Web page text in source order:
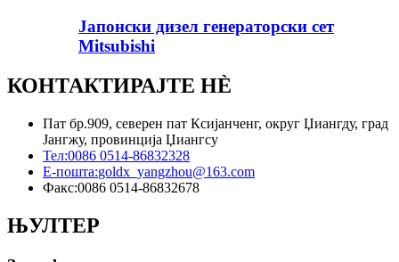
Јапонски дизел генераторски сет
Mitsubishi
КОНТАКТИРАЈТЕ НÈ
Пат бр.909, северен пат Ксијанченг, округ Џиангду, град
Јангжу, провинција Џиангсу
Тел:0086 0514-86832328
Е-пошта:goldx_yangzhou@163.com
Факс:0086 0514-86832678
ЊУЛТЕР